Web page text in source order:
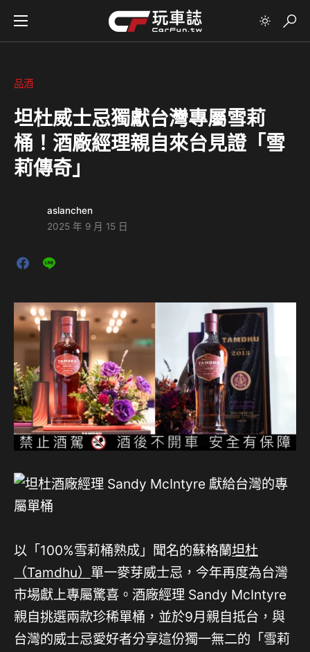
品酒
坦杜威士忌獨獻台灣專屬雪莉
桶！酒廠經理親自來台見證「雪
莉傳奇」
aslanchen
2025 年 9 月 15 日
以「100%雪莉桶熟成」聞名的蘇格蘭坦杜
（Tamdhu） 單一麥芽威士忌，今年再度為台灣
市場獻上專屬驚喜。酒廠經理 Sandy McIntyre
親自挑選兩款珍稀單桶，並於9月親自抵台，與
台灣的威士忌愛好者分享這份獨一無二的「雪莉